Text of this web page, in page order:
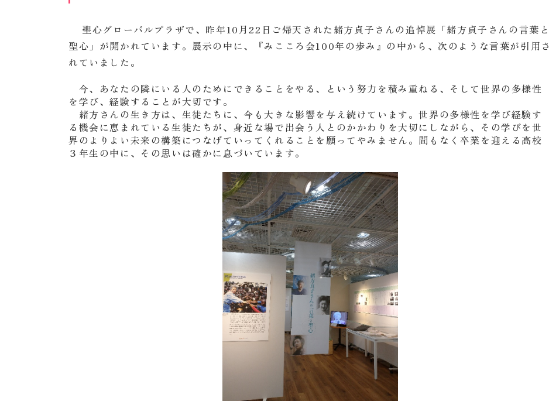
聖心グローバルプラザで、昨年10月22日ご帰天された緒方貞子さんの追悼展「緒方貞子さんの言葉と
聖心」が開かれています。展示の中に、『みこころ会100年の歩み』の中から、次のような言葉が引用さ
れていました。
今、あなたの隣にいる人のためにできることをやる、という努力を積み重ねる、そして世界の多様性
を学び、経験することが大切です。
緒方さんの生き方は、生徒たちに、今も大きな影響を与え続けています。世界の多様性を学び経験す
る機会に恵まれている生徒たちが、身近な場で出会う人とのかかわりを大切にしながら、その学びを世
界のよりよい未来の構築につなげていってくれることを願ってやみません。間もなく卒業を迎える高校
３年生の中に、その思いは確かに息づいています。